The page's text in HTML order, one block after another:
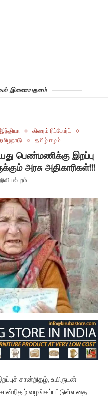
இணையதளம்
இந்தியா
கிரைம் ரிப்போர்ட்
தமிழ் ஈழம்
பெண்மணிக்கு இறப்பு
அரசு அதிகாரிகள்!!!
சான்றிதழ், உயிருடன்
சான்றிதழ் வழங்கப்பட்டுள்ளதை